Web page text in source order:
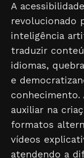
A
revolucionado
inteligência
traduzir
idiomas,
e
conhecimento.
auxiliar na
formatos
vídeos
atendendo a